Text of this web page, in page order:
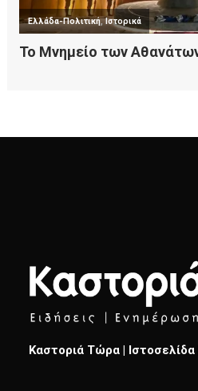
Καστοριά Τώρα | Ιστοσελίδα